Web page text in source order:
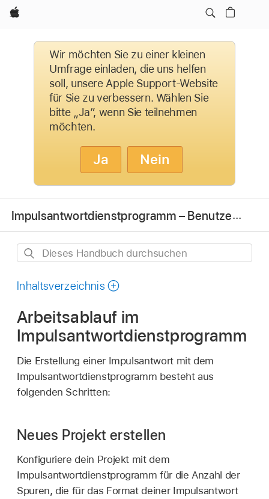
Apple
Wir möchten Sie zu einer kleinen
Umfrage einladen, die uns helfen
soll, unsere Apple Support-Website
für Sie zu verbessern. Wählen Sie
bitte „Ja”, wenn Sie teilnehmen
möchten.
Ja Nein
Impulsantwortdienstprogramm – Benutzerhandbuch
Dieses
durchsuchen
Inhaltsverzeichnis
Arbeitsablauf im
Impulsantwortdienstprogramm
Die Erstellung einer Impulsantwort mit dem
Impulsantwortdienstprogramm besteht aus
folgenden Schritten:
Neues Projekt erstellen
Konfiguriere dein Projekt mit dem
Impulsantwortdienstprogramm für die Anzahl der
Spuren, die für das Format deiner Impulsantwort